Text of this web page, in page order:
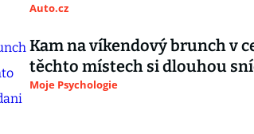
Auto.cz
Kam na víkendový brunch v
těchto místech si dlouhou
Moje Psychologie